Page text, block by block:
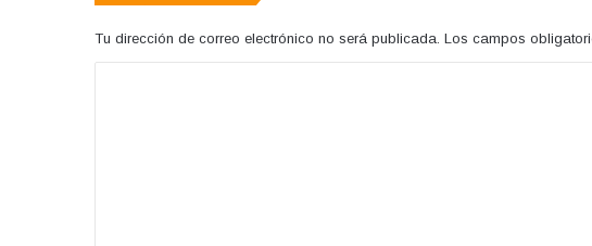
Tu dirección de correo electrónico no será publicada. Los campos